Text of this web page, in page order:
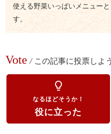
使える野菜いっぱいメニュー
す。
Vote / この記事に投票しよう
lightbulb_outline
なるほどそうか！
役に立った